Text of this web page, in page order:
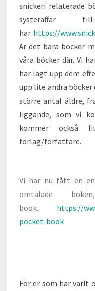
snickeri relaterade
har. https://
Är det bara böcker
våra böcker där. Vi
har lagt upp dem
upp lite andra
större antal äldre,
liggande, som vi
kommer också
förlag/författare.
Vi har nu fått en
omtalade
book. https://
pocket-book
För er som har varit